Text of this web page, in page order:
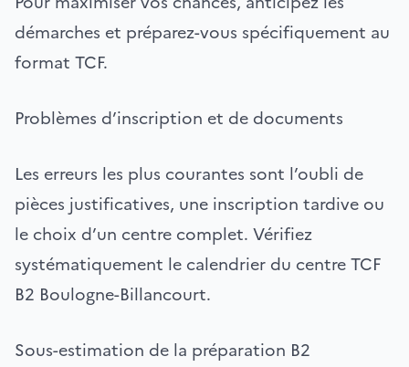
démarches et préparez-vous spécifiquement au
format TCF.
Problèmes d’inscription et de documents
Les erreurs les plus courantes sont l’oubli de
pièces justificatives, une inscription tardive ou
le choix d’un centre complet. Vérifiez
systématiquement le calendrier du centre TCF
B2 Boulogne-Billancourt.
Sous-estimation de la préparation B2